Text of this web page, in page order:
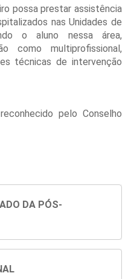
possa prestar assistência
nas Unidades de
o aluno nessa área,
como multiprofissional,
técnicas de intervenção
pelo Conselho
DA PÓS-